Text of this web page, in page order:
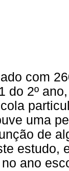
com
do 2º
uma
de
estudo,
ano